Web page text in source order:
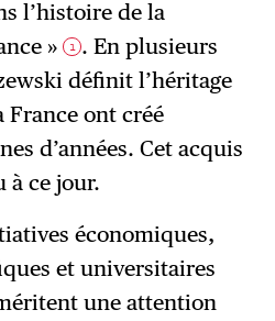
l’histoire de la
» 1 . En plusieurs
définit l’héritage
France ont créé
d’années. Cet acquis
à ce jour.
économiques,
et universitaires
une attention